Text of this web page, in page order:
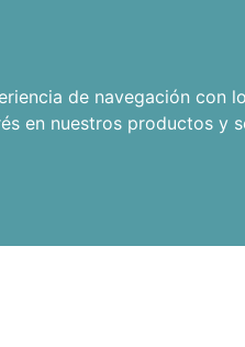
de navegación con
en nuestros productos y